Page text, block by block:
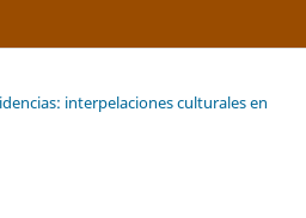
interpelaciones culturales en